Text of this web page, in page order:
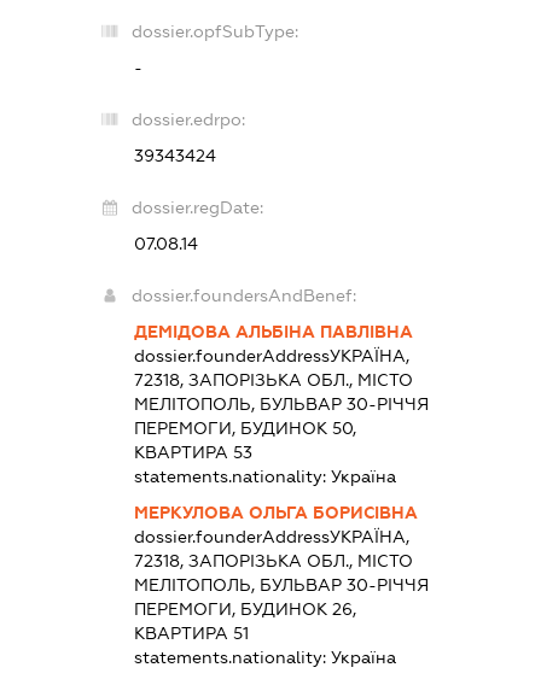
dossier.opfSubType:
-
dossier.edrpo:
39343424
dossier.regDate:
07.08.14
dossier.foundersAndBenef:
ДЕМІДОВА АЛЬБІНА ПАВЛІВНА
dossier.founderAddressУКРАЇНА,
72318, ЗАПОРІЗЬКА ОБЛ., МІСТО
МЕЛІТОПОЛЬ, БУЛЬВАР 30-РІЧЧЯ
ПЕРЕМОГИ, БУДИНОК 50,
КВАРТИРА 53
statements.nationality: Україна
МЕРКУЛОВА ОЛЬГА БОРИСІВНА
dossier.founderAddressУКРАЇНА,
72318, ЗАПОРІЗЬКА ОБЛ., МІСТО
МЕЛІТОПОЛЬ, БУЛЬВАР 30-РІЧЧЯ
ПЕРЕМОГИ, БУДИНОК 26,
КВАРТИРА 51
statements.nationality: Україна